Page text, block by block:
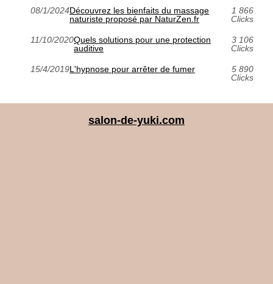
08/1/2024Découvrez les bienfaits du massage
naturiste proposé par NaturZen.fr
1 866
Clicks
11/10/2020Quels solutions pour une protection
auditive
3 106
Clicks
15/4/2019L'hypnose pour arrêter de fumer
5 890
Clicks
salon-de-yuki.com